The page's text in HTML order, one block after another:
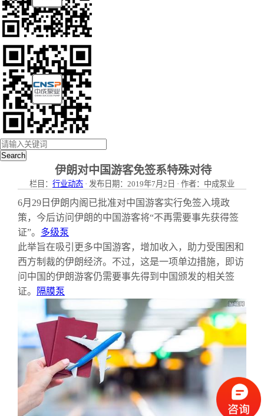
Search
伊朗对中国游客免签系特殊对待
栏目： 行业动态 · 发布日期：2019年7月2日 · 作者：中成泵业
6月29日伊朗内阁已批准对中国游客实行免签入境政
策，今后访问伊朗的中国游客将“不再需要事先获得签
证”。 多级泵
此举旨在吸引更多中国游客，增加收入，助力受围困和
西方制裁的伊朗经济。不过，这是一项单边措施，即访
问中国的伊朗游客仍需要事先得到中国颁发的相关签
证。
隔膜泵